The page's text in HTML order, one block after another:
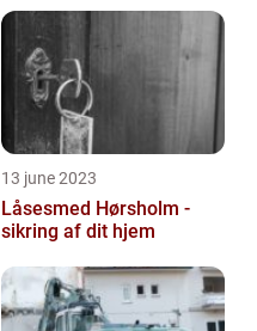
13 june 2023
Låsesmed Hørsholm -
sikring af dit hjem